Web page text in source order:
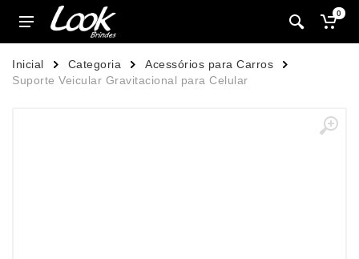
0
Inicial Categoria
Acessórios para Carros
Suporte Veicular Gravitacional para Celular